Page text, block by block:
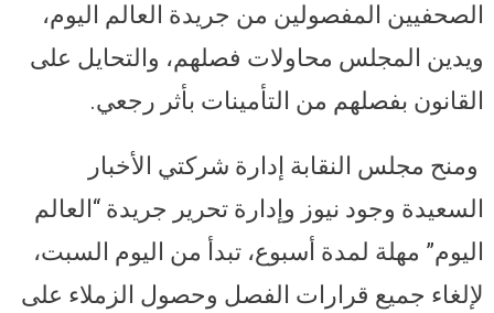
الصحفيين المفصولين من جريدة العالم اليوم،
ويدين المجلس محاولات فصلهم، والتحايل على
القانون بفصلهم من التأمينات بأثر رجعي.
ومنح مجلس النقابة إدارة شركتي الأخبار
السعيدة وجود نيوز وإدارة تحرير جريدة “العالم
اليوم” مهلة لمدة أسبوع، تبدأ من اليوم السبت،
لإلغاء جميع قرارات الفصل وحصول الزملاء على